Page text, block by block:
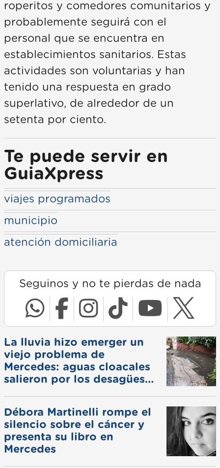
roperitos y comedores comunitarios y
probablemente seguirá con el
personal que se encuentra en
establecimientos sanitarios. Estas
actividades son voluntarias y han
tenido una respuesta en grado
superlativo, de alrededor de un
setenta por ciento.
Te puede servir en
GuiaXpress
viajes programados
municipio
atención domiciliaria
Seguinos y no te pierdas de nada
La lluvia hizo emerger un
viejo problema de
Mercedes: aguas cloacales
salieron por los desagües
Débora Martinelli rompe el
silencio sobre el cáncer y
presenta su libro en
Mercedes